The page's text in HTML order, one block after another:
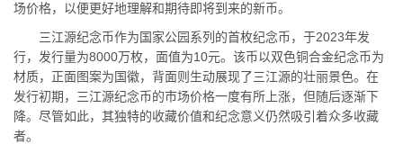
场价格，以便更好地理解和期待即将到来的新币。
三江源纪念币作为国家公园系列的首枚纪念币，于2023年发
行，发行量为8000万枚，面值为10元。该币以双色铜合金纪念币为
材质，正面图案为国徽，背面则生动展现了三江源的壮丽景色。在
发行初期，三江源纪念币的市场价格一度有所上涨，但随后逐渐下
降。尽管如此，其独特的收藏价值和纪念意义仍然吸引着众多收藏
者。